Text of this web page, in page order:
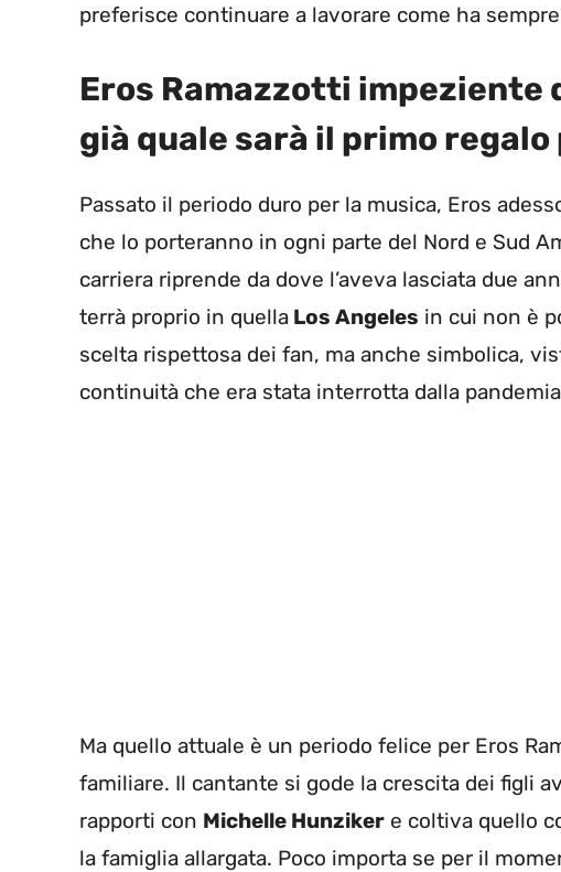
preferisce continuare a lavorare come ha
Eros Ramazzotti impeziente
già quale sarà il primo
Passato il periodo duro per la musica, Eros
che lo porteranno in ogni parte del Nord e Sud
carriera riprende da dove l’aveva lasciata due
terrà proprio in quella Los Angeles in cui non è
scelta rispettosa dei fan, ma anche simbolica,
continuità che era stata interrotta dalla
Ma quello attuale è un periodo felice per Eros
familiare. Il cantante si gode la crescita dei figli
rapporti con Michelle Hunziker e coltiva quello
la famiglia allargata. Poco importa se per il